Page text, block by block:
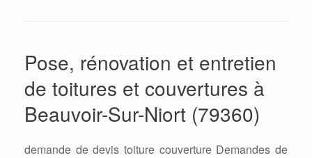
Pose, rénovation et entretien
de toitures et couvertures à
Beauvoir-Sur-Niort (79360)
demande de devis toiture couverture Demandes de